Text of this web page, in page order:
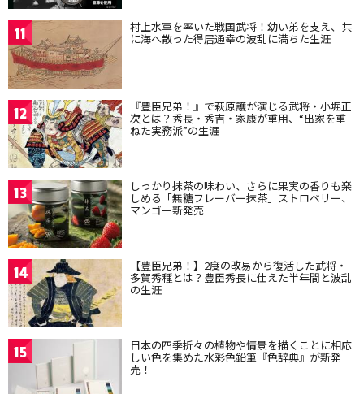
11 村上水軍を率いた戦国武将！幼い弟を支え、共
に海へ散った得居通幸の波乱に満ちた生涯
12 『豊臣兄弟！』で萩原護が演じる武将・小堀正
次とは？秀長・秀吉・家康が重用、“出家を重
ねた実務派”の生涯
13 しっかり抹茶の味わい、さらに果実の香りも楽
しめる「無糖フレーバー抹茶」ストロベリー、
マンゴー新発売
14 【豊臣兄弟！】2度の改易から復活した武将・
多賀秀種とは？豊臣秀長に仕えた半年間と波乱
の生涯
15 日本の四季折々の植物や情景を描くことに相応
しい色を集めた水彩色鉛筆『色辞典』が新発
売！